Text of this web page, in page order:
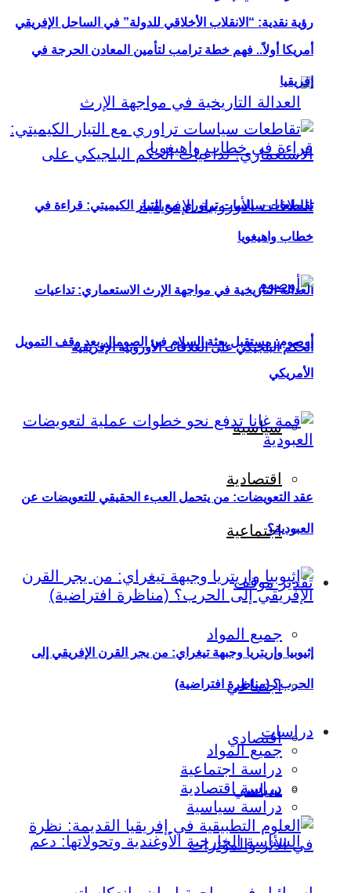
رؤية نقدية: “الانقلاب الأخلاقي للدولة” في الساحل الإفريقي
العدالة التاريخية في مواجهة الإرث الاستعماري: تداعيات
الحكم البلجيكي على العلاقات الأوروبية الإفريقية
سياسية
اقتصادية
اجتماعية
تقدير موقف
جميع المواد
اجتماعي
اقتصادي
سياسي
أمريكا أولاً.. فهم خطة ترامب لتأمين المعادن الحرجة في
إفريقيا
تقاطعات سياسات تراوري مع التيار الكيميتي: قراءة في
خطاب واهيغويا
أوصوم: مستقبل بعثة السلام في الصومال بعد وقف التمويل
الأمريكي
عقد التعويضات: من يتحمل العبء الحقيقي للتعويضات عن
العبودية؟
إثيوبيا وإريتريا وجبهة تيغراي: من يجر القرن الإفريقي إلى
الحرب؟ (مناظرة افتراضية)
دراسات
جميع المواد
دراسة اجتماعية
دراسة اقتصادية
دراسة سياسية